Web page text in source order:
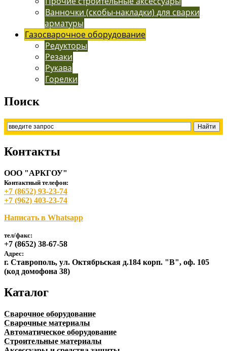
Ванночки (скобы-накладки) для сварки
арматуры
Газосварочное оборудование
Редукторы
Резаки
Рукава
Горелки
Поиск
Контакты
ООО "АРКГОУ"
Контактный телефон:
+7 (8652) 93-23-74
+7 (962) 403-23-74
Написать в Whatsapp
тел/факс:
+7 (8652) 38-67-58
Адрес:
г. Ставрополь, ул. Октябрьская д.184 корп. "В", оф. 105
(код домофона 38)
Каталог
Сварочное оборудование
Сварочные материалы
Автоматическое оборудование
Строительные материалы